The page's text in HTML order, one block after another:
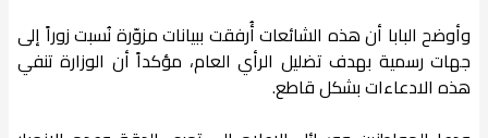
وأوضح البابا أن هذه الشائعات أُرفقت ببيانات مزوّرة نُسبت زوراً إلى
جهات رسمية بهدف تضليل الرأي العام، مؤكداً أن الوزارة تنفي
هذه الادعاءات بشكل قاطع.